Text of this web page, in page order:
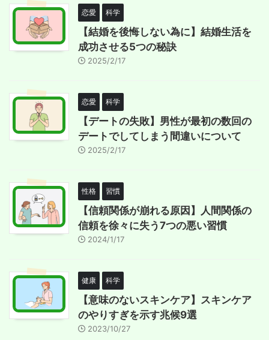
恋愛 科学
【結婚を後悔しない為に】結婚生活を
成功させる5つの秘訣
2025/2/17
恋愛 科学
【デートの失敗】男性が最初の数回の
デートでしてしまう間違いについて
2025/2/17
性格 習慣
【信頼関係が崩れる原因】人間関係の
信頼を徐々に失う7つの悪い習慣
2024/1/17
健康 科学
【意味のないスキンケア】スキンケア
のやりすぎを示す兆候9選
2023/10/27